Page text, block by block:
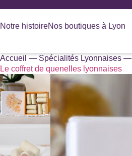
Notre histoireNos boutiques à Lyon
Accueil — Spécialités Lyonnaises —
Le coffret de quenelles lyonnaises